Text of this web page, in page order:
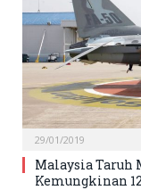
29/01/2019
Malaysia Taruh
Kemungkinan